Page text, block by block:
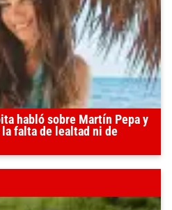
habló sobre Martín Pepa y
falta de lealtad ni de